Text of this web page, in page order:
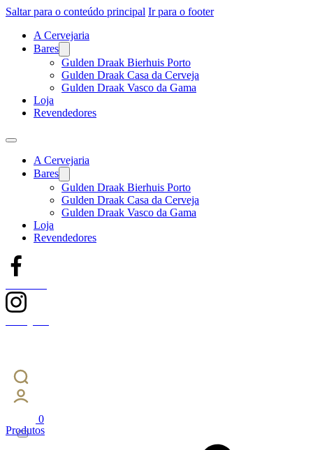
Saltar para o conteúdo principal Ir para o footer
A Cervejaria
Bares
Gulden Draak Bierhuis Porto
Gulden Draak Casa da Cerveja
Gulden Draak Vasco da Gama
Loja
Revendedores
A Cervejaria
Bares
Gulden Draak Bierhuis Porto
Gulden Draak Casa da Cerveja
Gulden Draak Vasco da Gama
Loja
Revendedores
0
Produtos